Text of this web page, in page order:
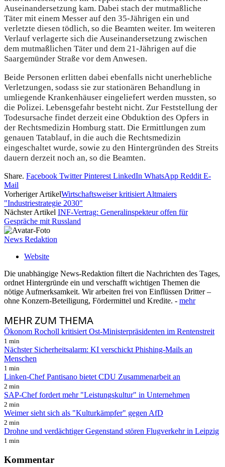
Auseinandersetzung kam. Dabei stach der mutmaßliche
Täter mit einem Messer auf den 35-Jährigen ein und
verletzte diesen tödlich, so die Beamten weiter. Im weiteren
Verlauf verlagerte sich die Auseinandersetzung zwischen
dem mutmaßlichen Täter und dem 21-Jährigen auf die
Saargemünder Straße vor dem Anwesen.
Beide Personen erlitten dabei ebenfalls nicht unerhebliche
Verletzungen, sodass sie zur stationären Behandlung in
umliegende Krankenhäuser eingeliefert werden mussten, so
die Polizei. Lebensgefahr besteht nicht. Zur Feststellung der
Todesursache findet derzeit eine Obduktion des Opfers in
der Rechtsmedizin Homburg statt. Die Ermittlungen zum
genauen Tatablauf, in die auch die Rechtsmedizin
eingeschaltet wurde, sowie zu den Hintergründen des Streits
dauern derzeit noch an, so die Beamten.
Share. Facebook Twitter Pinterest LinkedIn WhatsApp Reddit E-
Mail
Vorheriger ArtikelWirtschaftsweiser kritisiert Altmaiers
"Industriestrategie 2030"
Nächster Artikel INF-Vertrag: Generalinspekteur offen für
Gespräche mit Russland
News Redaktion
Website
Die unabhängige News-Redaktion filtert die Nachrichten des Tages,
ordnet Hintergründe ein und verschafft wichtigen Themen die
nötige Aufmerksamkeit. Wir arbeiten frei von Einflüssen Dritter –
ohne Konzern-Beteiligung, Fördermittel und Kredite. - mehr
MEHRZUM THEMA
Ökonom Rocholl kritisiert Ost-Ministerpräsidenten im Rentenstreit
1 min
Nächster Sicherheitsalarm: KI verschickt Phishing-Mails an
Menschen
1 min
Linken-Chef Pantisano bietet CDU Zusammenarbeit an
2 min
SAP-Chef fordert mehr "Leistungskultur" in Unternehmen
2 min
Weimer sieht sich als "Kulturkämpfer" gegen AfD
2 min
Drohne und verdächtiger Gegenstand stören Flugverkehr in Leipzig
1 min
Kommentar